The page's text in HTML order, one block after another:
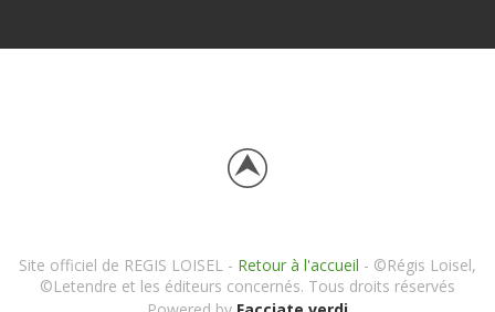
Site officiel de REGIS LOISEL - Retour à l'accueil - ©Régis Loisel,
©Letendre et les éditeurs concernés. Tous droits réservés